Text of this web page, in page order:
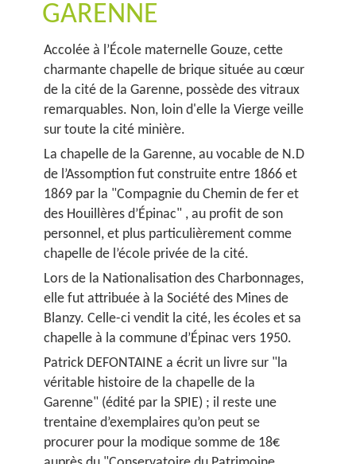
GARENNE
Accolée à l’École maternelle Gouze, cette
charmante chapelle de brique située au cœur
de la cité de la Garenne, possède des vitraux
remarquables. Non, loin d'elle la Vierge veille
sur toute la cité minière.
La chapelle de la Garenne, au vocable de N.D
de l’Assomption fut construite entre 1866 et
1869 par la "Compagnie du Chemin de fer et
des Houillères d’Épinac" , au profit de son
personnel, et plus particulièrement comme
chapelle de l’école privée de la cité.
Lors de la Nationalisation des Charbonnages,
elle fut attribuée à la Société des Mines de
Blanzy. Celle-ci vendit la cité, les écoles et sa
chapelle à la commune d’Épinac vers 1950.
Patrick DEFONTAINE a écrit un livre sur "la
véritable histoire de la chapelle de la
Garenne" (édité par la SPIE) ; il reste une
trentaine d’exemplaires qu’on peut se
procurer pour la modique somme de 18€